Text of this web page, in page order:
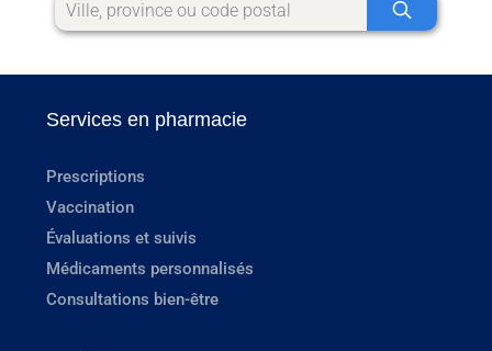
Services en pharmacie
Prescriptions
Vaccination
Évaluations et suivis
Médicaments personnalisés
Consultations bien-être